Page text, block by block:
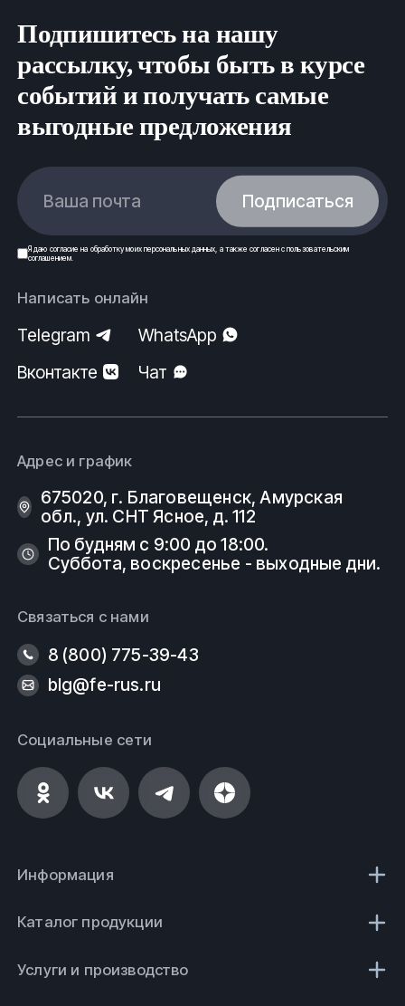
Подпишитесь на нашу
рассылку, чтобы быть в курсе
событий и получать самые
выгодные предложения
Ваша почта Подписаться
Я даю согласие на обработку моих персональных данных , а также согласен спользовательским
соглашением.
Написать онлайн
Telegram
WhatsApp
Вконтакте
Чат
Адрес и график
675020, г. Благовещенск, Амурская
обл., ул. СНТ Ясное, д. 112
По будням с 9:00 до 18:00.
Суббота, воскресенье - выходные дни.
Связаться с нами
8 (800) 775-39-43
blg@fe-rus.ru
Социальные сети
Информация
Каталог продукции
Услуги и производство